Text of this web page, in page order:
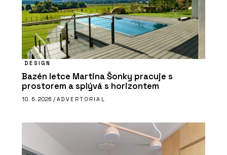
DESIGN
Bazén letce Martina Šonky pracuje s
prostorem a splývá s horizontem
10. 6. 2026 / ADVERTORIAL